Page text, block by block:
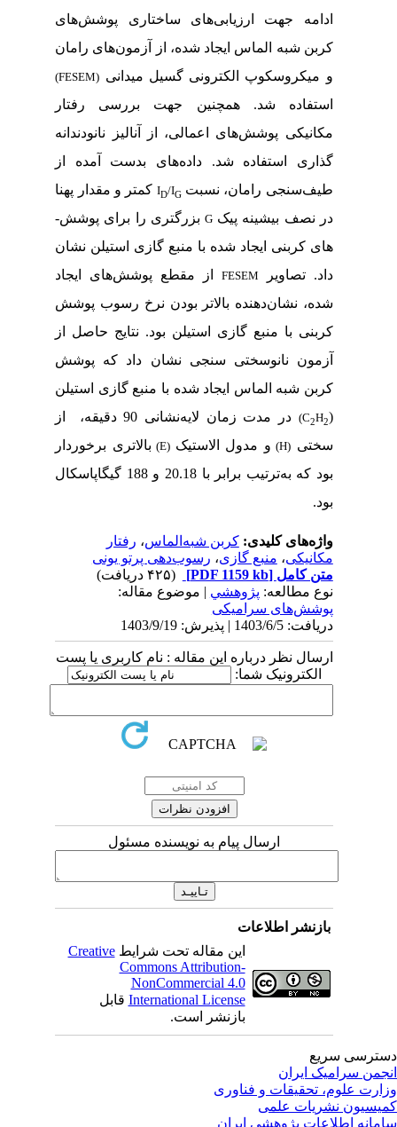
ادامه جهت ارزیابیهای ساختاری پوشش­‌های
کربن شبه الماس ایجاد شده، از آزمون­‌های رامان
و میکروسکوپ الکترونی گسیل میدانی (FESEM)
استفاده شد. همچنین جهت بررسی رفتار
مکانیکی پوشش‌­های اعمالی، از آنالیز نانودندانه
گذاری استفاده شد. داده­‌های بدست آمده از
طیف‌­سنجی رامان، نسبت
ID/I G
کمتر و مقدار پهنا
در نصف بیشینه پیکG بزرگتری را برای پوشش‌­
های کربنی ایجاد شده با منبع گازی استیلن نشان
داد. تصاویر
FESEMاز مقطع پوشش­‌های ایجاد
شده، نشان­‌دهنده بالاتر بودن نرخ رسوب پوشش
کربنی با منبع گازی استیلن بود. نتایج حاصل از
آزمون نانوسختی سنجی نشان داد که پوشش
کربن شبه الماس ایجاد شده با منبع گازی استیلن
(C2H2 در مدت زمان لایه­‌نشانی 90 دقیقه،
از
سختی (
H
)و مدول الاستیک(
E
)بالاتری برخوردار
بود که به­‌ترتیب برابر با 20.18 و 188 گیگاپاسکال
بود.
واژه‌های کلیدی:کربن شبه‌الماس،رفتار
مکانیکی،منبع گازی،رسوب‌دهی پرتو یونی
متن کامل[PDF 1159 kb]
نوع مطالعه:پژوهشي| موضوع مقاله:
پوشش‌های سرامیکی
دریافت: 1403/6/5 | پذیرش: 1403/9/19
ارسال نظر درباره این مقاله : نام کاربری یا پست
الکترونیک شما:
ارسال پیام به نویسنده مسئول
بازنشر اطلاعات
این مقاله تحت شرایطCreative
Commons Attribution-
NonCommercial 4.0
International Licenseقابل
بازنشر است.
سریع
سرامیک ایران
علوم، تحقیقات و فناوری
نشریات علمی
اطلاعات پژوهشی ایران